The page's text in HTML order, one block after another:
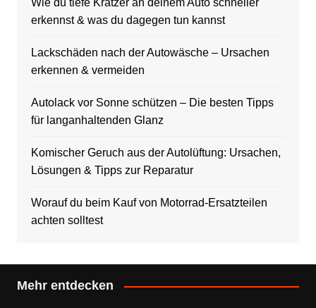
Wie du tiefe Kratzer an deinem Auto schneller
erkennst & was du dagegen tun kannst
Lackschäden nach der Autowäsche – Ursachen
erkennen & vermeiden
Autolack vor Sonne schützen – Die besten Tipps
für langanhaltenden Glanz
Komischer Geruch aus der Autolüftung: Ursachen,
Lösungen & Tipps zur Reparatur
Worauf du beim Kauf von Motorrad-Ersatzteilen
achten solltest
Mehr entdecken